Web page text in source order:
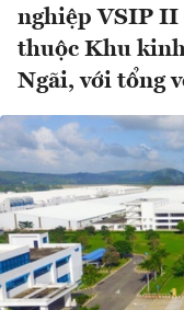
nghiệp VSIP II
thuộc Khu
Ngãi, với tổng